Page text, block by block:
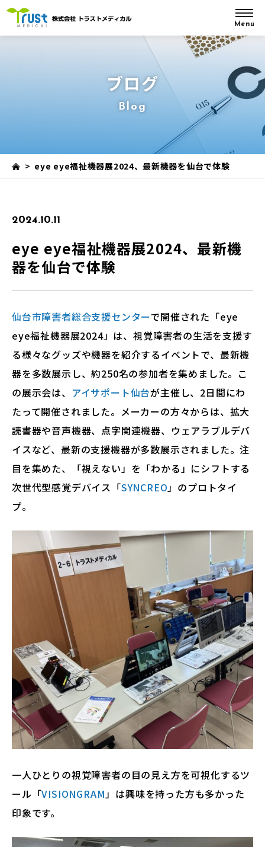
Menu
ブログ
Blog
> eye eye福祉機器展2024、最新機器を仙台で体験
2024.10.11
eye eye福祉機器展2024、最新機
器を仙台で体験
仙台市障害者総合支援センターで開催された「eye
eye福祉機器展2024」は、視覚障害者の生活を支援す
る様々なグッズや機器を紹介するイベントで、最新機
器を多数展示し、約250名の参加者を集めました。こ
の展示会は、 アイサポート仙台が主催し、2日間にわ
たって開催されました。メーカーの方々からは、拡大
読書器や音声機器、点字関連機器、ウェアラブルデバ
イスなど、最新の支援機器が多数展示されました。注
目を集めた、「視えない」を「わかる」にシフトする
次世代型感覚デバイス「SYNCREO」のプロトタイ
プ。
一人ひとりの視覚障害者の目の見え方を可視化するツ
ール「VISIONGRAM」は興味を持った方も多かった
印象です。